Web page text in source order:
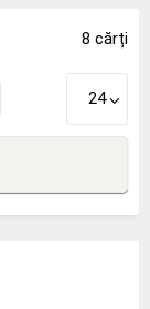
8 cărți
24